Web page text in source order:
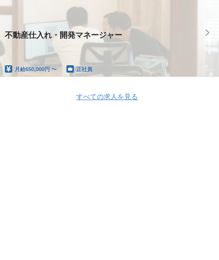
不動産仕入れ・開発マネージャー
月給650,000円 〜 正社員
すべての求人を見る